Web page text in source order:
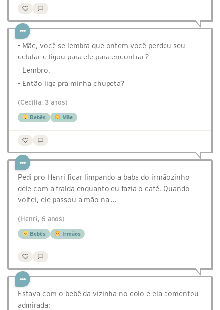
- Mãe, você se lembra que ontem você perdeu seu
celular e ligou para ele para encontrar?
- Lembro.
- Então liga pra minha chupeta?
(Cecília, 3 anos)
Bebês Mãe
Pedi pro Henri ficar limpando a baba do irmãozinho
dele com a fralda enquanto eu fazia o café. Quando
voltei, ele passou a mão na …
(Henri, 6 anos)
Bebês Irmãos
Estava com o bebê da vizinha no colo e ela comentou
admirada: